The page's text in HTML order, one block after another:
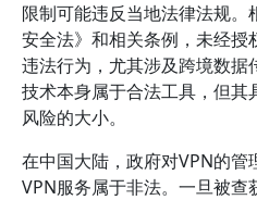
限制可能违反当地法律法规
安全法》和相关条例，未经授
违法行为，尤其涉及跨境数据
技术本身属于合法工具，但
风险的大小。
在中国大陆，政府对VPN的管
VPN服务属于非法。一旦被